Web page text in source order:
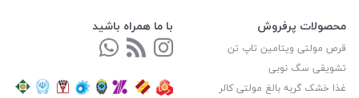
محصولات پرفروش
قرص مولتی ویتامین تاپ تن
تشویقی سگ نوبی
غذا خشک گربه بالغ مولتی کالر
با ما همراه باشید